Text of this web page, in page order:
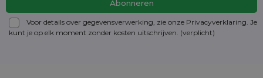
Voor details over gegevensverwerking, zie onze Privacyverklaring. Je
kunt je op elk moment zonder kosten uitschrijven . (verplicht)